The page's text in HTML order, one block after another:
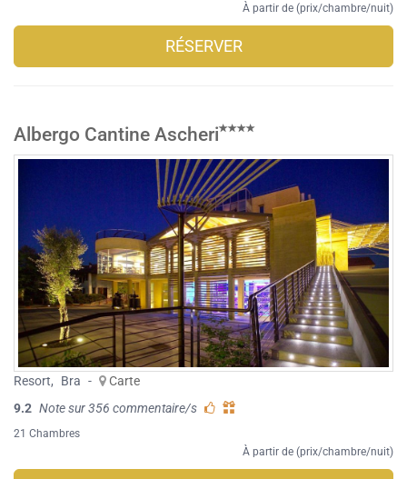
À partir de (prix/chambre/nuit)
RÉSERVER
Albergo Cantine Ascheri
Resort, Bra -
Carte
9.2 Note sur 356 commentaire/s
21 Chambres
À partir de (prix/chambre/nuit)